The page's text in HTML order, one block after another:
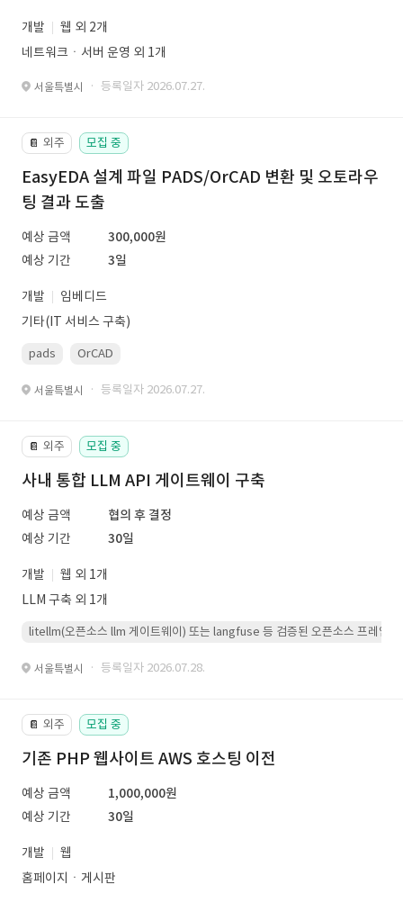
개발
웹 외 2개
네트워크ㆍ서버 운영 외 1개
서울특별시 · 등록일자 2026.07.27.
📔 외주 모집 중
EasyEDA 설계 파일 PADS/OrCAD 변환 및 오토라우
팅 결과 도출
예상 금액
300,000원
예상 기간
3일
개발
임베디드
기타(IT 서비스 구축)
pads OrCAD
서울특별시 · 등록일자 2026.07.27.
📔 외주 모집 중
사내 통합 LLM API 게이트웨이 구축
예상 금액
협의 후 결정
예상 기간
30일
개발
웹 외 1개
LLM 구축 외 1개
litellm(오픈소스 llm 게이트웨이) 또는 langfuse 등 검증된 오픈소스 프레임워
서울특별시 · 등록일자 2026.07.28.
📔 외주 모집 중
기존 PHP 웹사이트 AWS 호스팅 이전
예상 금액
1,000,000원
예상 기간
30일
개발
웹
홈페이지ㆍ게시판